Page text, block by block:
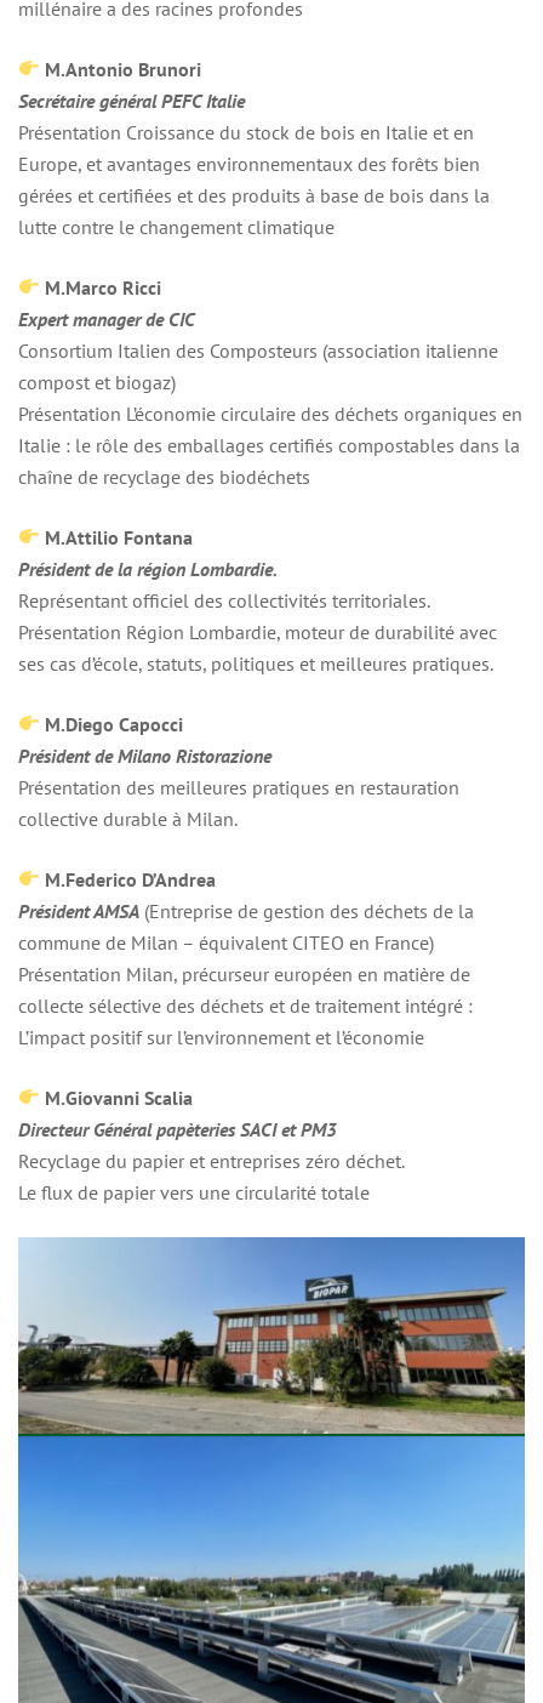
millénaire a des racines profondes
M.Antonio Brunori
Secrétaire général PEFC Italie
Présentation Croissance du stock de bois en Italie et en
Europe, et avantages environnementaux des forêts bien
gérées et certifiées et des produits à base de bois dans la
lutte contre le changement climatique
M.Marco Ricci
Expert manager de CIC
Consortium Italien des Composteurs (association italienne
compost et biogaz)
Présentation L’économie circulaire des déchets organiques en
Italie : le rôle des emballages certifiés compostables dans la
chaîne de recyclage des biodéchets
M.Attilio Fontana
Président de la région Lombardie.
Représentant officiel des collectivités territoriales.
Présentation Région Lombardie, moteur de durabilité avec
ses cas d’école, statuts, politiques et meilleures pratiques.
M.Diego Capocci
Président de Milano Ristorazione
Présentation des meilleures pratiques en restauration
collective durable à Milan.
M.Federico D’Andrea
Président AMSA (Entreprise de gestion des déchets de la
commune de Milan – équivalent CITEO en France)
Présentation Milan, précurseur européen en matière de
collecte sélective des déchets et de traitement intégré :
L’impact positif sur l’environnement et l’économie
M.Giovanni Scalia
Directeur Général papèteries SACI et PM3
Recyclage du papier et entreprises zéro déchet.
Le flux de papier vers une circularité totale